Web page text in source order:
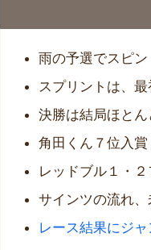
雨の予選でスピ
スプリントは、
決勝は結局ほと
角田くん７位入
レッドブル１・
サインツの流れ
レース結果にジ